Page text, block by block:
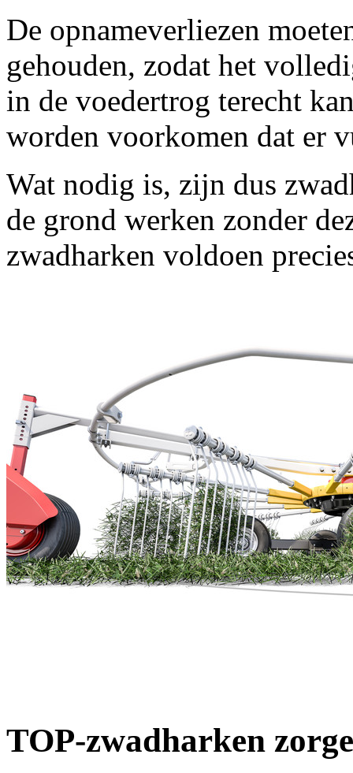
De opnameverliezen
gehouden, zodat het
in de voedertrog terecht
worden voorkomen dat er
Wat nodig is, zijn dus
de grond werken zonder
zwadharken voldoen
TOP-zwadharken